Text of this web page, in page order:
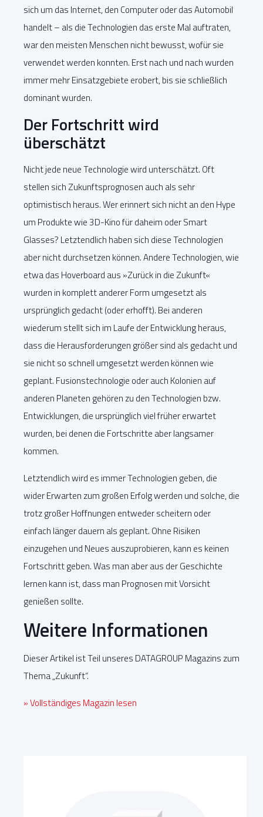
sich um das Internet, den Computer oder das Automobil
handelt – als die Technologien das erste Mal auftraten,
war den meisten Menschen nicht bewusst, wofür sie
verwendet werden konnten. Erst nach und nach wurden
immer mehr Einsatzgebiete erobert, bis sie schließlich
dominant wurden.
Der Fortschritt wird
überschätzt
Nicht jede neue Technologie wird unterschätzt. Oft
stellen sich Zukunftsprognosen auch als sehr
optimistisch heraus. Wer erinnert sich nicht an den Hype
um Produkte wie 3D-Kino für daheim oder Smart
Glasses? Letztendlich haben sich diese Technologien
aber nicht durchsetzen können. Andere Technologien, wie
etwa das Hoverboard aus »Zurück in die Zukunft«
wurden in komplett anderer Form umgesetzt als
ursprünglich gedacht (oder erhofft). Bei anderen
wiederum stellt sich im Laufe der Entwicklung heraus,
dass die Herausforderungen größer sind als gedacht und
sie nicht so schnell umgesetzt werden können wie
geplant. Fusionstechnologie oder auch Kolonien auf
anderen Planeten gehören zu den Technologien bzw.
Entwicklungen, die ursprünglich viel früher erwartet
wurden, bei denen die Fortschritte aber langsamer
kommen.
Letztendlich wird es immer Technologien geben, die
wider Erwarten zum großen Erfolg werden und solche, die
trotz großer Hoffnungen entweder scheitern oder
einfach länger dauern als geplant. Ohne Risiken
einzugehen und Neues auszuprobieren, kann es keinen
Fortschritt geben. Was man aber aus der Geschichte
lernen kann ist, dass man Prognosen mit Vorsicht
genießen sollte.
Weitere Informationen
Dieser Artikel ist Teil unseres DATAGROUP Magazins zum
Thema „Zukunft“.
» Vollständiges Magazin lesen